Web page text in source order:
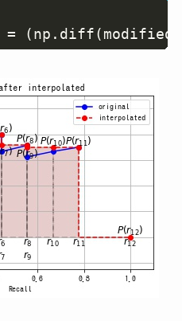
= (np . diff(